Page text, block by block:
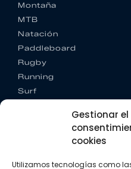
Gestionar el
cookies
Utilizamos tecnologías como
Montaña
MTB
Natación
Paddleboard
Rugby
Running
Surf
CONTACTO